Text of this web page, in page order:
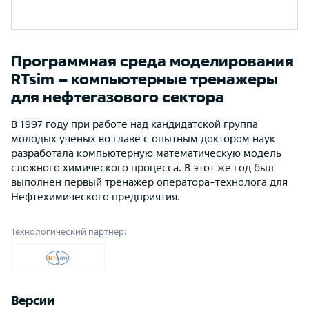
Программная среда моделирования
RTsim – компьютерные тренажеры
для нефтегазового сектора
В 1997 году при работе над кандидатской группа
молодых ученых во главе с опытным доктором наук
разработала компьютерную математическую модель
сложного химического процесса. В этот же год был
выполнен первый тренажер оператора-технолога для
Нефтехимического предприятия.
Технологический партнёр:
Версии